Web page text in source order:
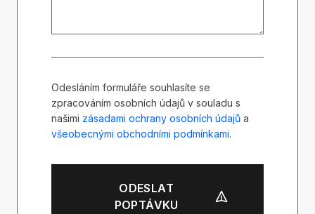
Odesláním formuláře souhlasíte se
zpracováním osobních údajů v souladu s
našimi zásadami ochrany osobních údajů a
všeobecnými obchodními podmínkami.
ODESLAT
POPTÁVKU